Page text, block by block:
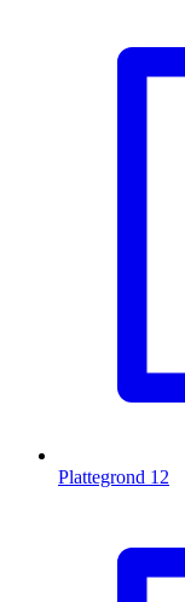
Plattegrond 12